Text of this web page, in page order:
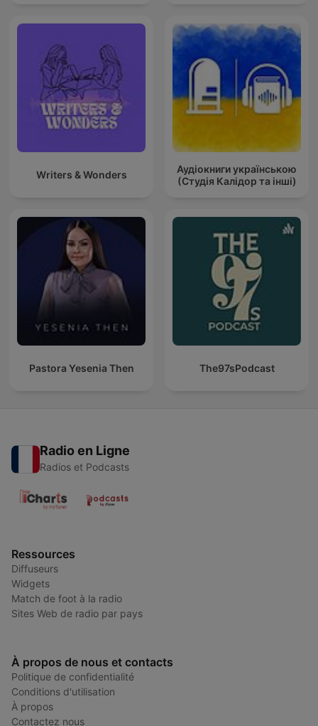
Writers & Wonders
Аудіокниги українською
(Студія Калідор та інші)
Pastora Yesenia Then The97sPodcast
Radio en Ligne
Radios et Podcasts
Ressources
Diffuseurs
Widgets
Match de foot à la radio
Sites Web de radio par pays
À propos de nous et contacts
Politique de confidentialité
Conditions d'utilisation
À propos
Contactez nous